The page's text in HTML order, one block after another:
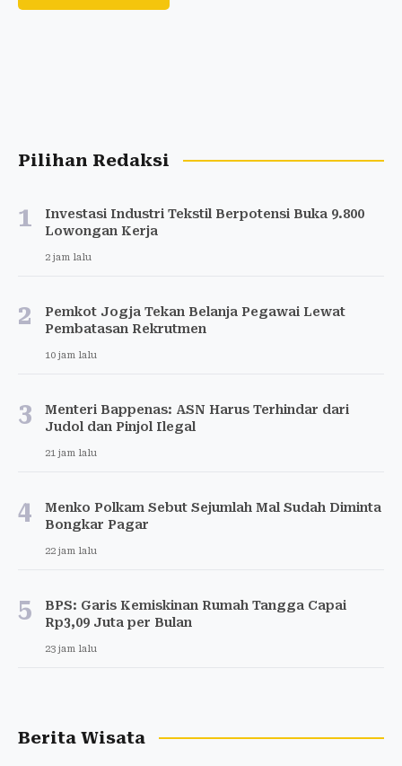
Pilihan Redaksi
1
Investasi Industri Tekstil Berpotensi Buka 9.800
Lowongan Kerja
2 jam lalu
2
Pemkot Jogja Tekan Belanja Pegawai Lewat
Pembatasan Rekrutmen
10 jam lalu
3
Menteri Bappenas: ASN Harus Terhindar dari
Judol dan Pinjol Ilegal
21 jam lalu
4
Menko Polkam Sebut Sejumlah Mal Sudah Diminta
Bongkar Pagar
22 jam lalu
5
BPS: Garis Kemiskinan Rumah Tangga Capai
Rp3,09 Juta per Bulan
23 jam lalu
Berita Wisata